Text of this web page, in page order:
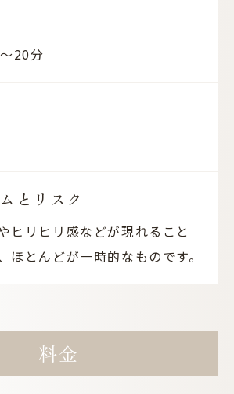
20分
とリスク
ヒリヒリ感などが現れること
ほとんどが一時的なものです。
料金